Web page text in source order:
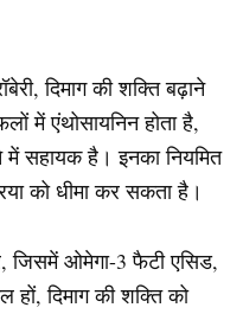
दिमाग की शक्ति बढ़ाने
में एंथोसायनिन होता है,
में सहायक है। इनका नियमित
को धीमा कर सकता है।
जिसमें ओमेगा-3 फैटी एसिड,
हों, दिमाग की शक्ति को